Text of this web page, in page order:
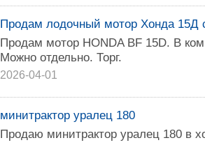
Продам лодочный мотор Хонда 15Д
Продам мотор HONDA BF 15D. В
Можно отдельно. Торг.
2026-04-01
минитрактор уралец 180
Продаю минитрактор уралец 180 в